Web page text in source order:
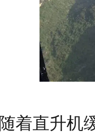
随着直升机